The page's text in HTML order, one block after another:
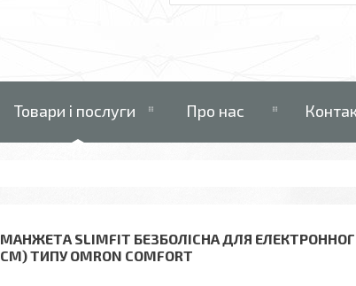
Товари і послуги Про нас
МАНЖЕТА SLIMFIT БЕЗБОЛІСНА ДЛЯ
СМ) ТИПУ OMRON COMFORT